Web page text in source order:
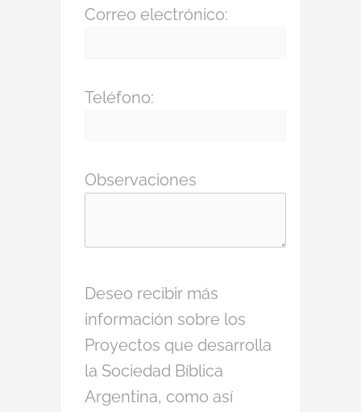
Correo electrónico:
Teléfono:
Observaciones
Deseo recibir más
información sobre los
Proyectos que desarrolla
la Sociedad Bíblica
Argentina, como así